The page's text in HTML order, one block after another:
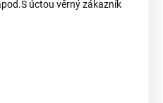
úctou věrný zákazník